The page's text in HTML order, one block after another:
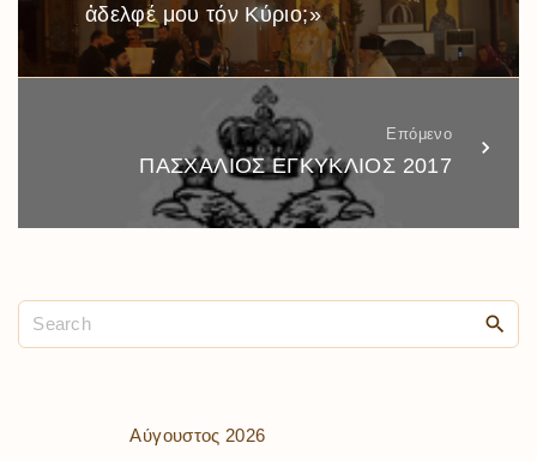
ἀδελφέ μου τόν Κύριο;»
Επόμενο
ΠΑΣΧΑΛΙΟΣ ΕΓΚΥΚΛΙΟΣ 2017
Αύγουστος 2026